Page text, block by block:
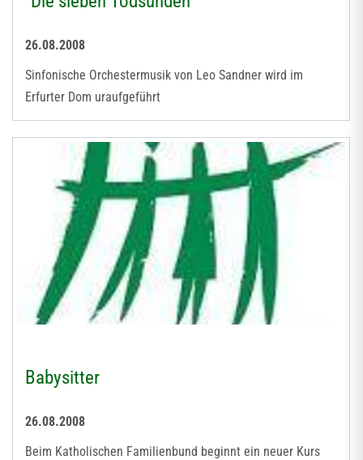
26.08.2008
Sinfonische Orchestermusik von Leo Sandner wird im
Erfurter Dom uraufgeführt
Babysitter
26.08.2008
Beim Katholischen Familienbund beginnt ein neuer Kurs